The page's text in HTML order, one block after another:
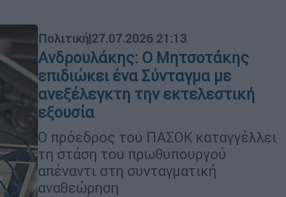
Πολιτική|27.07.2026 21:13
Ανδρουλάκης: Ο Μητσοτάκης
επιδιώκει ένα Σύνταγμα με
ανεξέλεγκτη την εκτελεστική
εξουσία
Ο πρόεδρος του ΠΑΣΟΚ καταγγέλλει
τη στάση του πρωθυπουργού
απέναντι στη συνταγματική
αναθεώρηση